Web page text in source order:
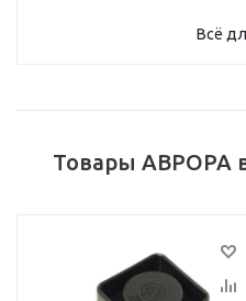
Всё
Товары АВРОРА